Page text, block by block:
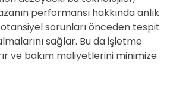
performansı hakkında anlık
sorunları önceden tespit
sağlar. Bu da işletme
ve bakım maliyetlerini minimize